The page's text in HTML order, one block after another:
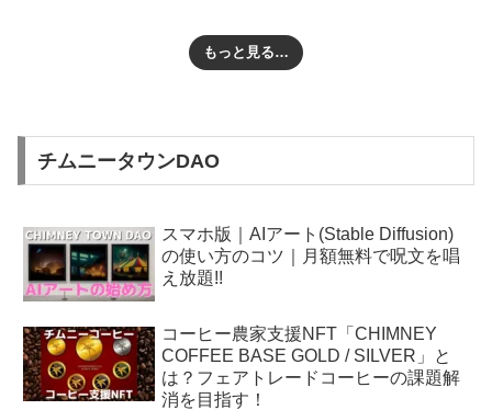
もっと見る…
チムニータウンDAO
スマホ版｜AIアート(Stable Diffusion)
の使い方のコツ｜月額無料で呪文を唱
え放題!!
コーヒー農家支援NFT「CHIMNEY
COFFEE BASE GOLD / SILVER」と
は？フェアトレードコーヒーの課題解
消を目指す！